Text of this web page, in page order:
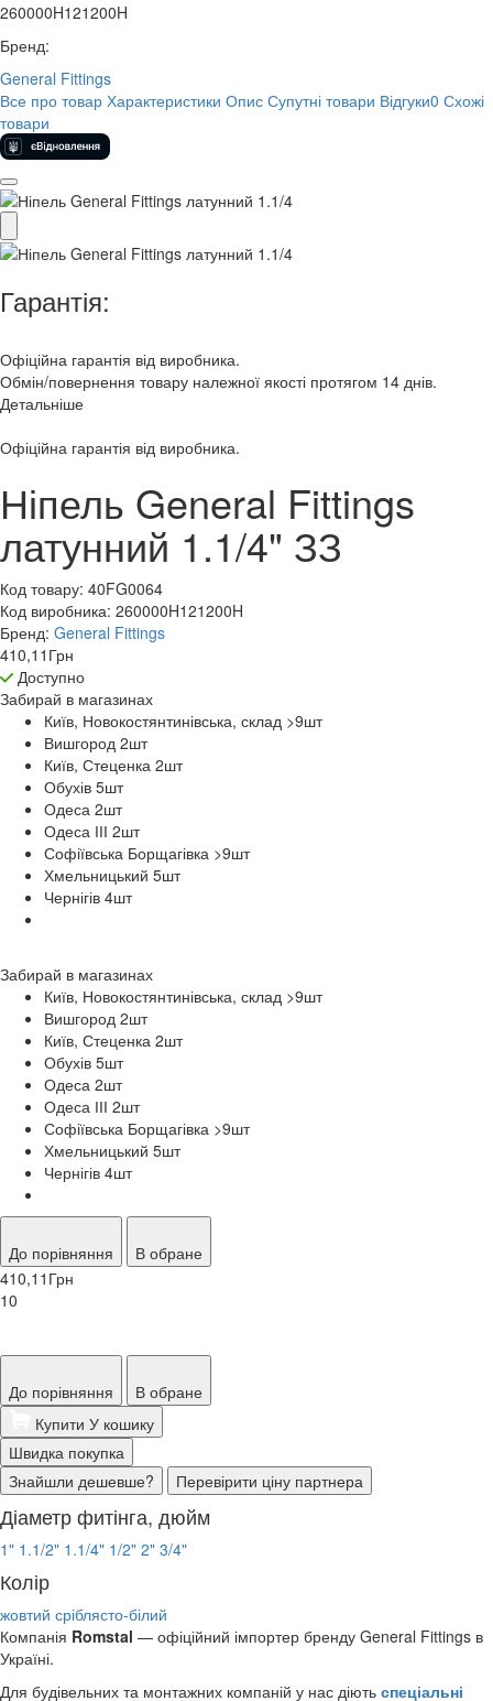
260000H121200H
Бренд:
General Fittings
Все про товар Характеристики Опис Супутні товари Відгуки0 Схожі
товари
Гарантія:
Офіційна гарантія від виробника.
Обмін/повернення товару належної якості протягом 14 днів.
Детальніше
Офіційна гарантія від виробника.
Ніпель General Fittings
латунний 1.1/4" ЗЗ
Код товару: 40FG0064
Код виробника: 260000H121200H
Бренд: General Fittings
410,11 Грн
Доступно
Забирай в магазинах
Київ, Новокостянтинівська, склад >9шт
Вишгород 2шт
Київ, Стеценка 2шт
Обухів 5шт
Одеса 2шт
Одеса ІІІ 2шт
Софіївська Борщагівка >9шт
Хмельницький 5шт
Чернігів 4шт
Забирай в магазинах
Київ, Новокостянтинівська, склад >9шт
Вишгород 2шт
Київ, Стеценка 2шт
Обухів 5шт
Одеса 2шт
Одеса ІІІ 2шт
Софіївська Борщагівка >9шт
Хмельницький 5шт
Чернігів 4шт
До порівняння
В обране
410,11 Грн
10
До порівняння
В обране
Купити У кошику
Швидка покупка
Знайшли дешевше?
Перевірити ціну партнера
Діаметр фитінга, дюйм
1" 1.1/2" 1.1/4" 1/2" 2" 3/4"
Колір
жовтий сріблясто-білий
Компанія Romstal — офіційний імпортер бренду General Fittings в
Україні.
Для будівельних та монтажних компаній у нас діють спеціальні